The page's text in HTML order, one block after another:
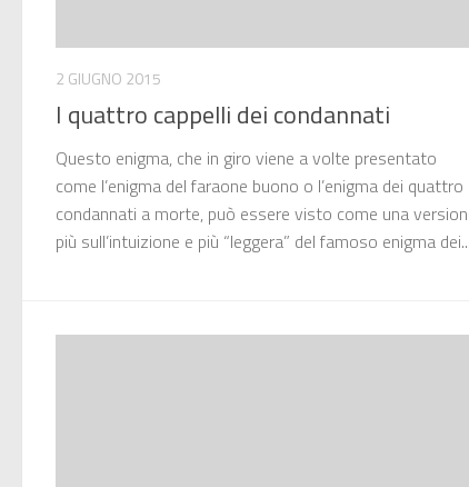
2 GIUGNO 2015
I quattro cappelli dei condannati
Questo enigma, che in giro viene a volte presentato
come l’enigma del faraone buono o l’enigma dei quattro
condannati a morte, può essere visto come una
più sull’intuizione e più “leggera” del famoso enigma dei...